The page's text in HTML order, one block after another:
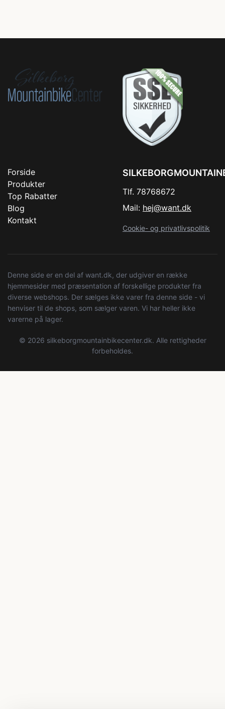
Forside
Produkter
Top Rabatter
Blog
Kontakt
Tlf. 78768672
Mail: hej@want.dk
Cookie- og privatlivspolitik
Denne side er en del af want.dk, der udgiver en række
hjemmesider med præsentation af forskellige produkter fra
diverse webshops. Der sælges ikke varer fra denne side - vi
henviser til de shops, som sælger varen. Vi har heller ikke
varerne på lager.
© 2026 silkeborgmountainbikecenter.dk. Alle rettigheder
forbeholdes.